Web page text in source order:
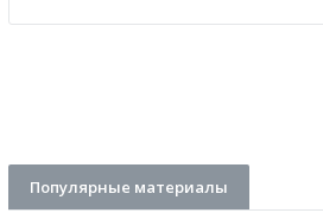
Популярные материалы